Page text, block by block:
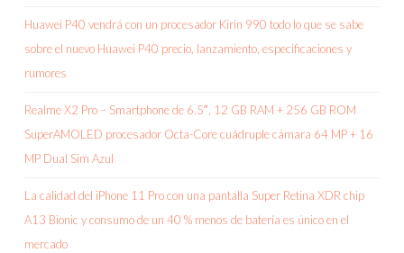
Huawei P40 vendrá con un procesador Kirin 990 todo lo que se sabe
sobre el nuevo Huawei P40 precio, lanzamiento, especificaciones y
rumores
Realme X2 Pro – Smartphone de 6.5″, 12 GB RAM + 256 GB ROM
SuperAMOLED procesador Octa-Core cuádruple cámara 64 MP + 16
MP Dual Sim Azul
La calidad del iPhone 11 Pro con una pantalla Super Retina XDR chip
A13 Bionic y consumo de un 40 % menos de batería es único en el
mercado